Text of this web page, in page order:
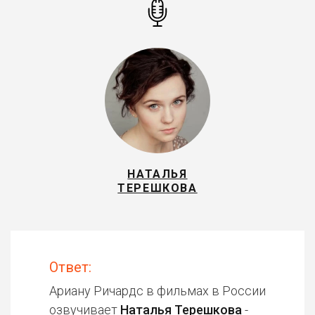
НАТАЛЬЯ
ТЕРЕШКОВА
Ответ:
Ариану Ричардс в фильмах в России
озвучивает Наталья Терешкова -